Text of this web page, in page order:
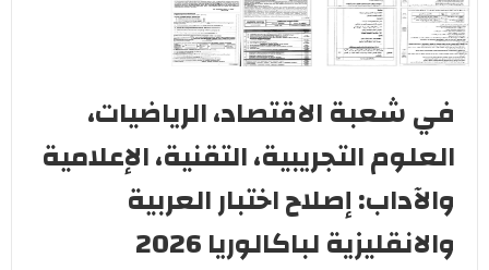
في شعبة الاقتصاد، الرياضيات،
العلوم التجريبية، التقنية، الإعلامية
والآداب: إصلاح اختبار العربية
والانقليزية لباكالوريا 2026